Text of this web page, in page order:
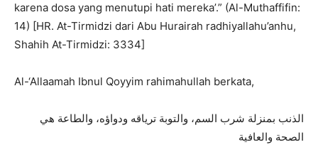
karena dosa yang menutupi hati mereka’.” (Al-Muthaffifin:
14) [HR. At-Tirmidzi dari Abu Hurairah radhiyallahu’anhu,
Shahih At-Tirmidzi: 3334]
Al-‘Allaamah Ibnul Qoyyim rahimahullah berkata,
الذنب بمنزلة شرب السم، والتوبة ترياقه ودواؤه، والطاعة هي
الصحة والعافية